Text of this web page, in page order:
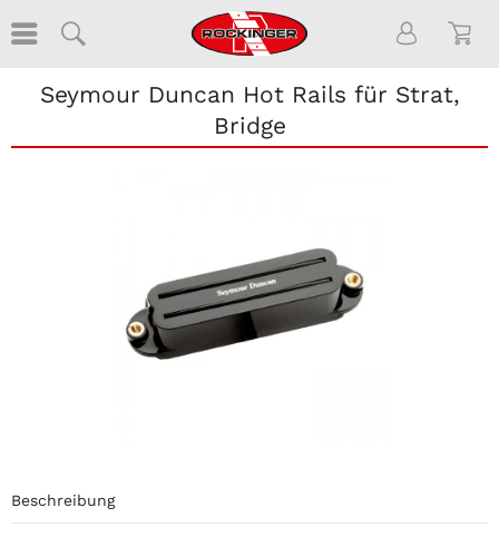
Seymour Duncan Hot Rails für Strat,
Bridge
Beschreibung